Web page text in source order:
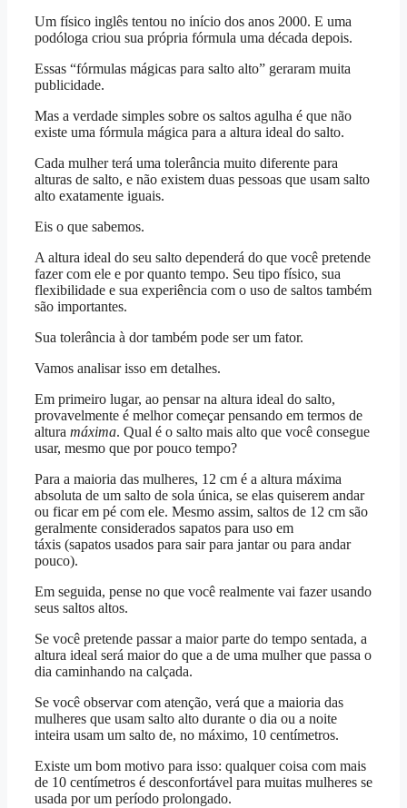
Um físico inglês tentou no início dos anos 2000. E uma
podóloga criou sua própria fórmula uma década depois.
Essas “fórmulas mágicas para salto alto” geraram muita
publicidade.
Mas a verdade simples sobre os saltos agulha é que não
existe uma fórmula mágica para a altura ideal do salto.
Cada mulher terá uma tolerância muito diferente para
alturas de salto, e não existem duas pessoas que usam salto
alto exatamente iguais.
Eis o que sabemos.
A altura ideal do seu salto dependerá do que você pretende
fazer com ele e por quanto tempo. Seu tipo físico, sua
flexibilidade e sua experiência com o uso de saltos também
são importantes.
Sua tolerância à dor também pode ser um fator.
Vamos analisar isso em detalhes.
Em primeiro lugar, ao pensar na altura ideal do salto,
provavelmente é melhor começar pensando em termos de
altura máxima. Qual é o salto mais alto que você consegue
usar, mesmo que por pouco tempo?
Para a maioria das mulheres, 12 cm é a altura máxima
absoluta de um salto de sola única, se elas quiserem andar
ou ficar em pé com ele. Mesmo assim, saltos de 12 cm são
geralmente considerados sapatos para uso em
táxis (sapatos usados ​​para sair para jantar ou para andar
pouco).
Em seguida, pense no que você realmente vai fazer usando
seus saltos altos.
Se você pretende passar a maior parte do tempo sentada, a
altura ideal será maior do que a de uma mulher que passa o
dia caminhando na calçada.
Se você observar com atenção, verá que a maioria das
mulheres que usam salto alto durante o dia ou a noite
inteira usam um salto de, no máximo, 10 centímetros.
Existe um bom motivo para isso: qualquer coisa com mais
de 10 centímetros é desconfortável para muitas mulheres se
usada por um período prolongado.